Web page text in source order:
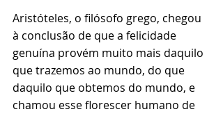
Aristóteles, o filósofo grego, chegou
à conclusão de que a felicidade
genuína provém muito mais daquilo
que trazemos ao mundo, do que
daquilo que obtemos do mundo, e
chamou esse florescer humano de